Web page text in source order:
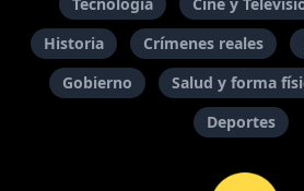
Historia
Crímenes reales
Gobierno
Salud y forma
Deportes